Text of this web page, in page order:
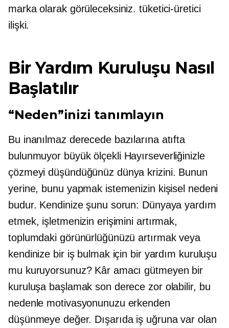
marka olarak görüleceksiniz.tüketici-üretici
ilişki.
Bir Yardım Kuruluşu Nasıl
Başlatılır
“Neden”inizi tanımlayın
Bu inanılmaz derecede bazılarına atıfta
bulunmuyor büyük ölçekliHayırseverliğinizle
çözmeyi düşündüğünüz dünya krizini. Bunun
yerine, bunu yapmak istemenizin kişisel nedeni
budur. Kendinize şunu sorun: Dünyaya yardım
etmek, işletmenizin erişimini artırmak,
toplumdaki görünürlüğünüzü artırmak veya
kendinize bir iş bulmak için bir yardım kuruluşu
mu kuruyorsunuz? Kâr amacı gütmeyen bir
kuruluşa başlamak son derece zor olabilir, bu
nedenle motivasyonunuzu erkenden
düşünmeye değer. Dışarıda iş uğruna var olan